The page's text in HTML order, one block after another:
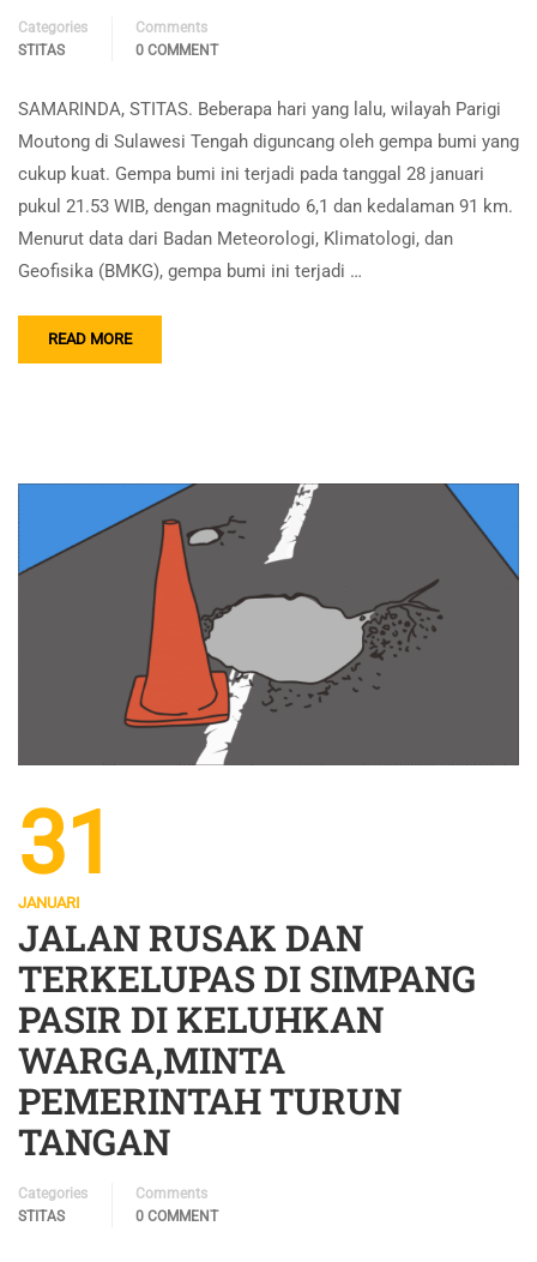
Categories
STITAS
Comments
0 COMMENT
SAMARINDA, STITAS. Beberapa hari yang lalu, wilayah Parigi
Moutong di Sulawesi Tengah diguncang oleh gempa bumi yang
cukup kuat. Gempa bumi ini terjadi pada tanggal 28 januari
pukul 21.53 WIB, dengan magnitudo 6,1 dan kedalaman 91 km.
Menurut data dari Badan Meteorologi, Klimatologi, dan
Geofisika (BMKG), gempa bumi ini terjadi …
READ MORE
31
JANUARI
JALAN RUSAK DAN
TERKELUPAS DI SIMPANG
PASIR DI KELUHKAN
WARGA,MINTA
PEMERINTAH TURUN
TANGAN
Categories
STITAS
Comments
0 COMMENT